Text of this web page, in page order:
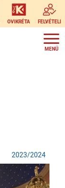
OVIKRÉTA FELVÉTELI
2023/2024